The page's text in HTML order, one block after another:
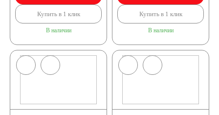
Купить в 1 клик
В наличии
Купить в 1 клик
В наличии